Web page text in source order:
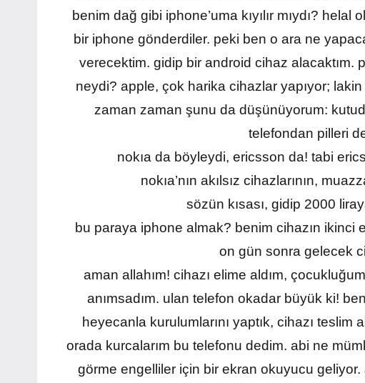
benim dağ gibi iphone’uma kıyılır mıydı?
bir iphone gönderdiler. peki ben o ara ne
verecektim. gidip bir android cihaz
neydi? apple, çok harika cihazlar yapıyor;
zaman zaman şunu da düşünüyorum:
telefondan pilleri
nokıa da böyleydi, ericsson da! tabi
nokıa’nın akılsız cihazlarının,
sözün kısası, gidip 2000
bu paraya iphone almak? benim cihazın ikinci
on gün sonra gelecek
aman allahım! cihazı elime aldım,
anımsadım. ulan telefon okadar büyük ki!
heyecanla kurulumlarını yaptık, cihazı
orada kurcalarım bu telefonu dedim. abi ne
görme engelliler için bir ekran okuyucu geliyor.